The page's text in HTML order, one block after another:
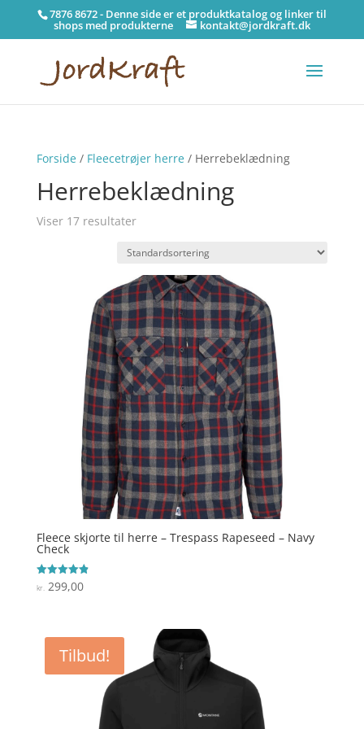
7876 8672 - Denne side er et produktkatalog og linker til
shops med produkterne kontakt@jordkraft.dk
Forside/ Fleecetrøjer herre/ Herrebeklædning
Herrebeklædning
Viser 17 resultater
Fleece skjorte til herre – Trespass Rapeseed – Navy
Check
Vurderet
4.9
kr. 299,00
Tilbud!